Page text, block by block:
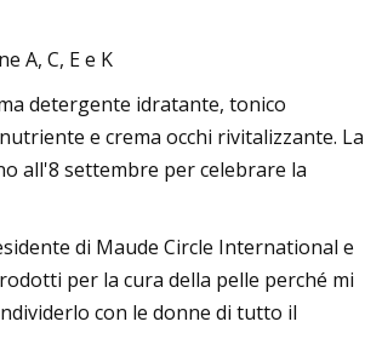
A, C, E e K
detergente idratante, tonico
e crema occhi rivitalizzante. La
all'8 settembre per celebrare la
di Maude Circle International e
per la cura della pelle perché mi
con le donne di tutto il